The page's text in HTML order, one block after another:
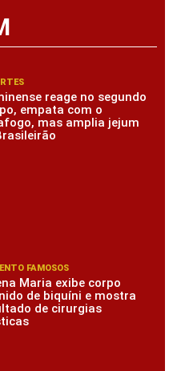
reage no segundo
empata com o
mas amplia jejum
FAMOSOS
Maria exibe corpo
de biquíni e mostra
de cirurgias